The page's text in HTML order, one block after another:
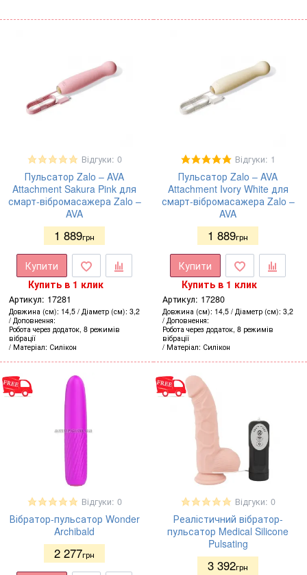
Відгуки: 0
Пульсатор Zalo – AVA
Attachment Sakura Pink для
смарт-вібромасажера Zalo –
AVA
1 889грн
Купити
Купить в 1 клик
Артикул: 17281
Довжина (см) 14,5 Діаметр (см) 3,2
Доповнення
Робота через додаток, 8 режимів
вібрації
Матеріал Силікон
Відгуки: 1
Пульсатор Zalo – AVA
Attachment Ivory White для
смарт-вібромасажера Zalo –
AVA
1 889грн
Купити
Купить в 1 клик
Артикул: 17280
Довжина (см) 14,5 Діаметр (см) 3,2
Доповнення
Робота через додаток, 8 режимів
вібрації
Матеріал Силікон
Відгуки: 0
Вібратор-пульсатор Wonder
Archibald
2 277грн
Відгуки: 0
Реалістичний вібратор-
пульсатор Medical Silicone
Pulsating
3 392грн